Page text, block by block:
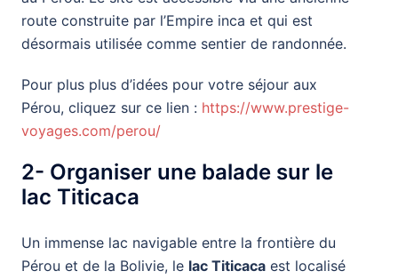
route construite par l’Empire inca et qui est
désormais utilisée comme sentier de randonnée.
Pour plus plus d’idées pour votre séjour aux
Pérou, cliquez sur ce lien : https://www.prestige-
voyages.com/perou/
2- Organiser une balade sur le
lac Titicaca
Un immense lac navigable entre la frontière du
Pérou et de la Bolivie, le lac Titicaca est localisé